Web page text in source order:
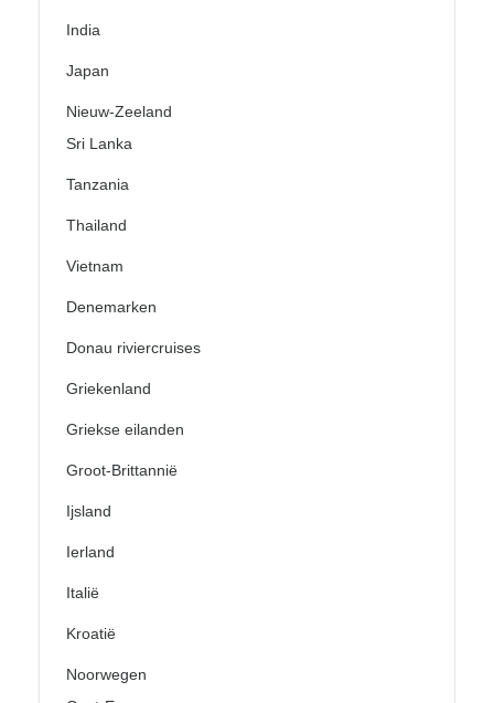
India
Japan
Nieuw-Zeeland
Sri Lanka
Tanzania
Thailand
Vietnam
Denemarken
Donau riviercruises
Griekenland
Griekse eilanden
Groot-Brittannië
Ijsland
Ierland
Italië
Kroatië
Noorwegen